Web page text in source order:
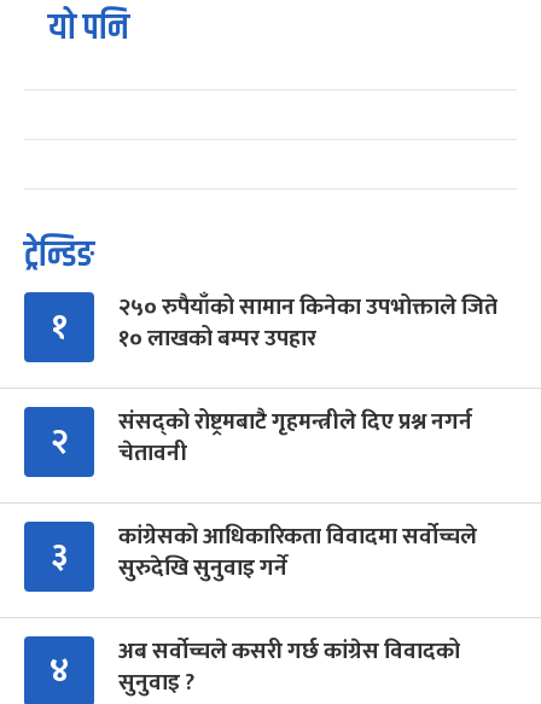
यो पनि
ट्रेन्डिङ
१
२५० रुपैयाँको सामान किनेका उपभोक्ताले जिते
१० लाखको बम्पर उपहार
२
संसद्को रोष्ट्रमबाटै गृहमन्त्रीले दिए प्रश्न नगर्न
चेतावनी
३
कांग्रेसको आधिकारिकता विवादमा सर्वोच्चले
सुरुदेखि सुनुवाइ गर्ने
४
अब सर्वोच्चले कसरी गर्छ कांग्रेस विवादको
सुनुवाइ ?